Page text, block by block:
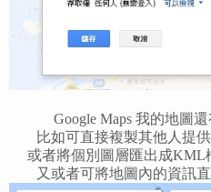
Google Maps 我的地圖
比如可直接複製其他人提
或者將個別圖層匯出成KML
又或者可將地圖內的資訊